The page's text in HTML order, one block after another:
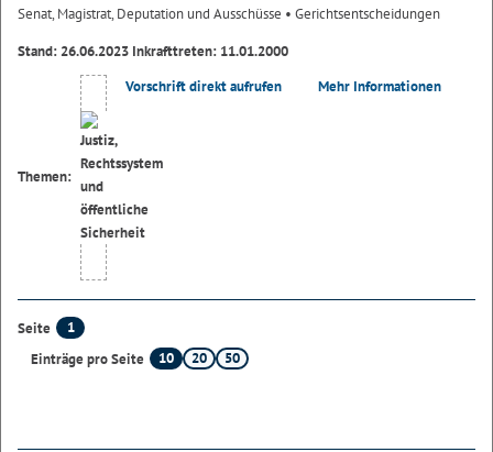
Senat, Magistrat, Deputation und Ausschüsse • Gerichtsentscheidungen
Stand: 26.06.2023 Inkrafttreten: 11.01.2000
Themen:
Vorschrift direkt aufrufen Mehr Informationen
Seite
1
Einträge pro Seite
10 20 50